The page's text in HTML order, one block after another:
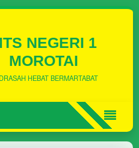
NEGERI 1
MOROTAI
HEBAT BERMARTABAT